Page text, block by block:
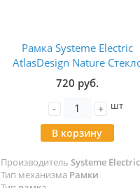
Рамка Systeme Electric
AtlasDesign Nature
черный 1-ая ATN321001
720 руб.
- + шт
В корзину
Производитель Systeme Electric
Тип механизма Рамки